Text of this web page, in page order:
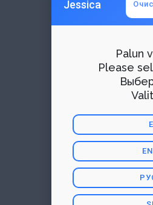
Jessica
Palun
Please